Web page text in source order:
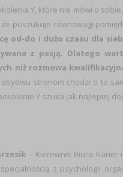
Y, które nie mówi o
poszukuje równowagi
od-do i dużo czasu dla
z pasją. Dlatego
niż rozmowa
stronom chodzi o to
Y szuka jak najlepiej
– Kierownik Biura Karier
z psychologii